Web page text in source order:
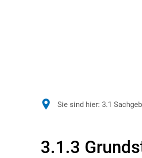
Sie sind hier: 3.1
3.1.3